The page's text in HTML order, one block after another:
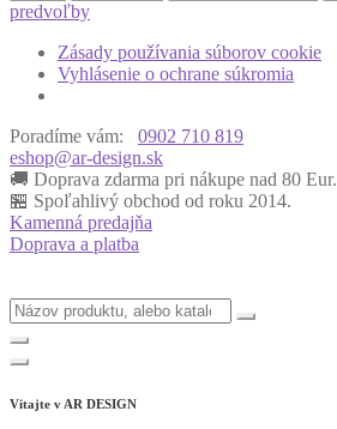
predvoľby
Zásady používania súborov cookie
Vyhlásenie o ochrane súkromia
Poradíme vám:
0902 710 819
eshop@ar-design.sk
🚚 Doprava zdarma pri nákupe nad 80 Eur.
🏪 Spoľahlivý obchod od roku 2014.
Kamenná predajňa
Doprava a platba
Vitajte v AR DESIGN